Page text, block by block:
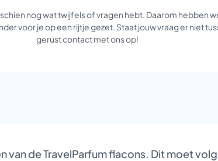
nog wat twijfels of vragen hebt. Daarom hebben
voor je op een rijtje gezet. Staat jouw vraag er niet
gerust contact met ons op!
de TravelParfum flacons. Dit moet